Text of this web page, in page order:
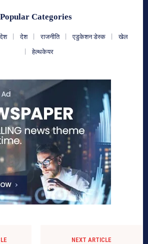
Popular Categories
देश राजनीति एडुकेशन डेस्क
खेल
हेल्थकेयर
NEXT ARTICLE